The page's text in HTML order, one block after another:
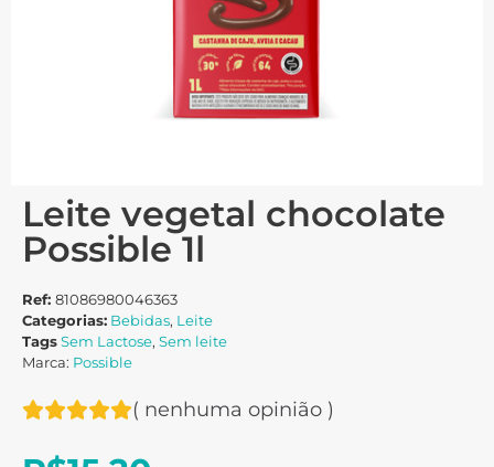
Leite vegetal chocolate
Possible 1l
Ref: 81086980046363
Categorias: Bebidas, Leite
TagsSem Lactose, Sem leite
Marca: Possible
( nenhuma opinião )